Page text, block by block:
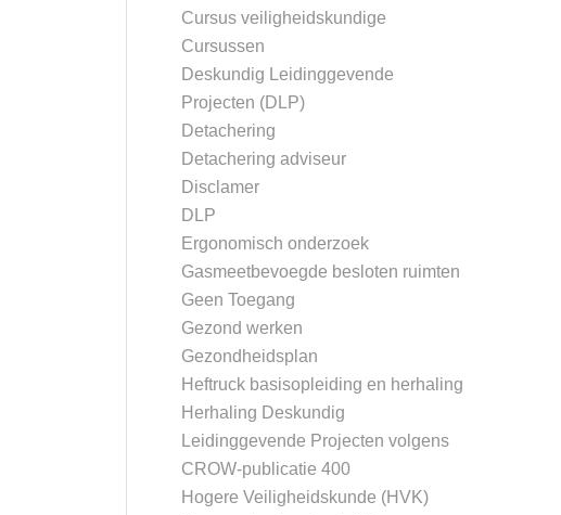
Cursus veiligheidskundige
Cursussen
Deskundig Leidinggevende
Projecten (DLP)
Detachering
Detachering adviseur
Disclamer
DLP
Ergonomisch onderzoek
Gasmeetbevoegde besloten ruimten
Geen Toegang
Gezond werken
Gezondheidsplan
Heftruck basisopleiding en herhaling
Herhaling Deskundig
Leidinggevende Projecten volgens
CROW-publicatie 400
Hogere Veiligheidskunde (HVK)